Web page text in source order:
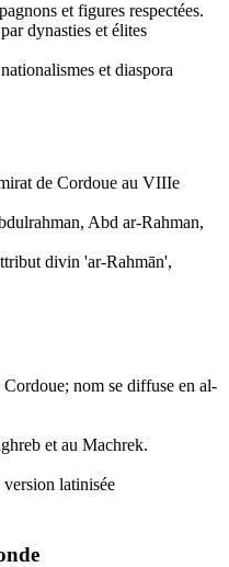
et figures respectées.
dynasties et élites
et diaspora
de Cordoue au VIIIe
Abd ar-Rahman,
divin 'ar-Rahmān',
nom se diffuse en al-
et au Machrek.
latinisée